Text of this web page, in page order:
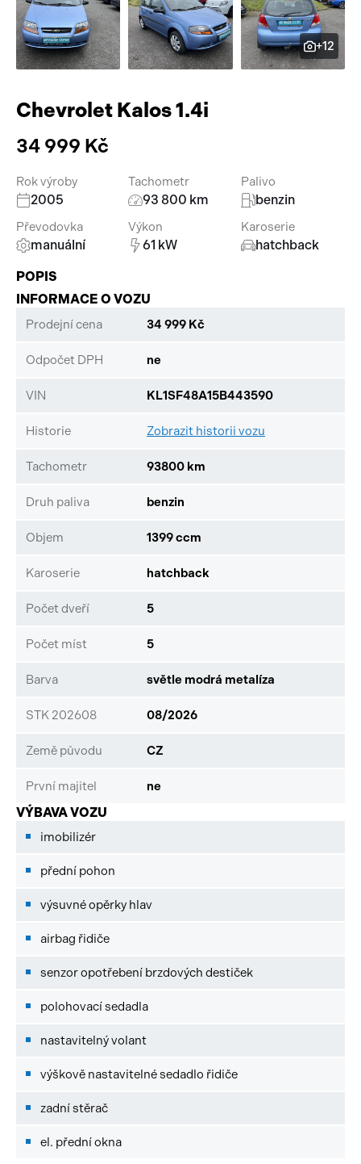
Pracovní stroje
Náhradní díly
Auto a život
Videa
+12
Chevrolet Kalos 1.4i
34 999 Kč
Rok výroby
2005
Tachometr
93 800 km
Palivo
benzin
Převodovka
manuální
Výkon
61 kW
Karoserie
hatchback
POPIS
INFORMACE O VOZU
Prodejní cena 34 999 Kč
Odpočet DPH ne
VIN KL1SF48A15B443590
Historie Zobrazit historii vozu
Tachometr 93800 km
Druh paliva benzin
Objem 1399 ccm
Karoserie hatchback
Počet dveří 5
Počet míst 5
Barva světle modrá metalíza
STK 202608 08/2026
Země původu CZ
První majitel ne
VÝBAVA VOZU
imobilizér
přední pohon
výsuvné opěrky hlav
airbag řidiče
senzor opotřebení brzdových destiček
polohovací sedadla
nastavitelný volant
výškově nastavitelné sedadlo řidiče
zadní stěrač
el. přední okna